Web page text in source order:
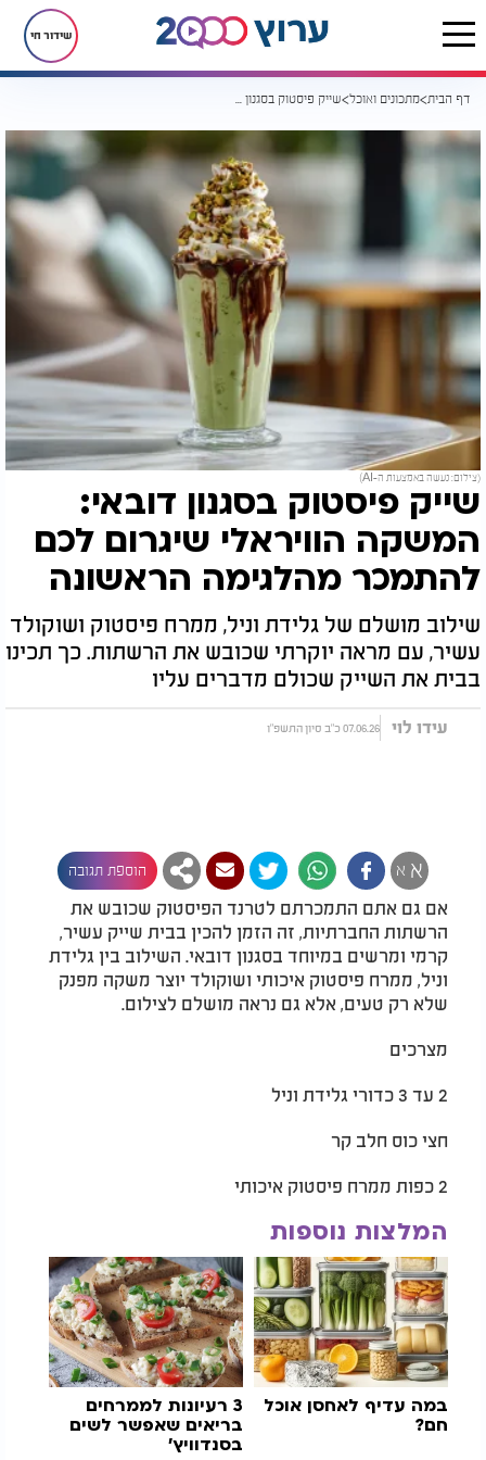
שידור חי
דף הבית מתכונים ואוכל שייק פיסטוק בסגנון דובאי: המשקה הוויראלי שיגרום לכם להתמכר מהלגימה הראשונה
(צילום: נעשה באמצעות ה-AI)
שייק פיסטוק בסגנון דובאי:
המשקה הוויראלי שיגרום לכם
להתמכר מהלגימה הראשונה
שילוב מושלם של גלידת וניל, ממרח פיסטוק ושוקולד
עשיר, עם מראה יוקרתי שכובש את הרשתות. כך תכינו
בבית את השייק שכולם מדברים עליו
עידו לוי 07.06.26 כ"ב סיון התשפ"ו
א א הוספת תגובה
אם גם אתם התמכרתם לטרנד הפיסטוק שכובש את
הרשתות החברתיות, זה הזמן להכין בבית שייק עשיר,
קרמי ומרשים במיוחד בסגנון דובאי. השילוב בין גלידת
וניל, ממרח פיסטוק איכותי ושוקולד יוצר משקה מפנק
שלא רק טעים, אלא גם נראה מושלם לצילום.
מצרכים
2 עד 3 כדורי גלידת וניל
חצי כוס חלב קר
2 כפות ממרח פיסטוק איכותי
המלצות נוספות
במה עדיף לאחסן אוכל
חם?
3 רעיונות לממרחים
בריאים שאפשר לשים
בסנדוויץ'